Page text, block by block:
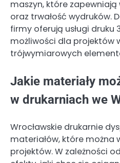
maszyn, które zapewniają
oraz trwałość wydruków.
firmy oferują usługi druku
możliwości dla projektów
trójwymiarowych
Jakie materiały
w drukarniach we
Wrocławskie drukarnie
materiałów, które można
projektów. W zależności